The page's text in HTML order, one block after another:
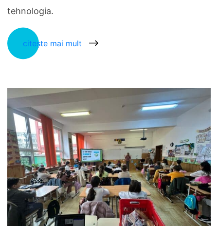
tehnologia.
citește mai mult